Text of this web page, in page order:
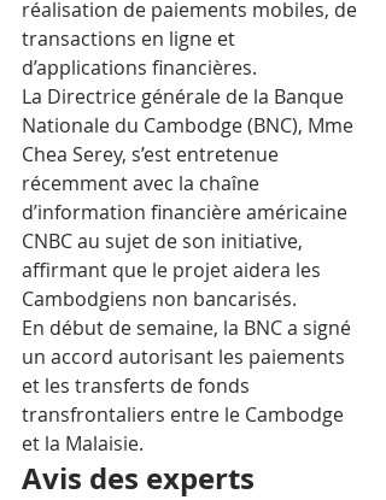
réalisation de paiements mobiles, de
transactions en ligne et
d’applications financières.
La Directrice générale de la Banque
Nationale du Cambodge (BNC), Mme
Chea Serey, s’est entretenue
récemment avec la chaîne
d’information financière américaine
CNBC au sujet de son initiative,
affirmant que le projet aidera les
Cambodgiens non bancarisés.
En début de semaine, la BNC a signé
un accord autorisant les paiements
et les transferts de fonds
transfrontaliers entre le Cambodge
et la Malaisie.
Avis des experts